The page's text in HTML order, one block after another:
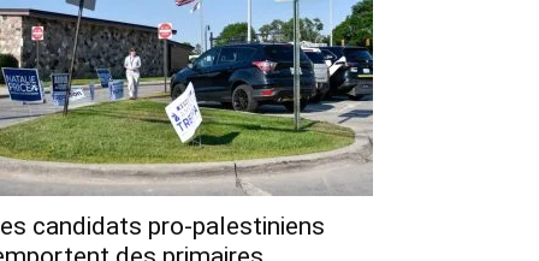
candidats pro-palestiniens